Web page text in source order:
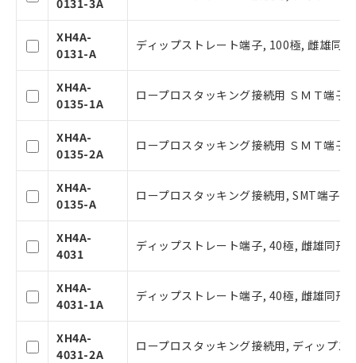
0131-3A
XH4A-
0131-A
ディップストレート端子, 100極, 雌雄同
XH4A-
0135-1A
ロープロスタッキング接続用 ＳＭＴ端
XH4A-
0135-2A
ロープロスタッキング接続用 ＳＭＴ端
XH4A-
0135-A
ロープロスタッキング接続用, SMT端子,
XH4A-
4031
ディップストレート端子, 40極, 雌雄同
XH4A-
4031-1A
ディップストレート端子, 40極, 雌雄同
XH4A-
4031-2A
ロープロスタッキング接続用, ディップ
記
号
○
△ 一定数には満たないが在庫あり
ご利用条件
以下の条件をお読みいただき、同意のうえ
ご利用ください。
抜)を提供させていただくものです。
ことをご了承ください。
タに基づき作成されるものであり、閲
了承ください。
ムロン制御機器販売店・当社販売員に